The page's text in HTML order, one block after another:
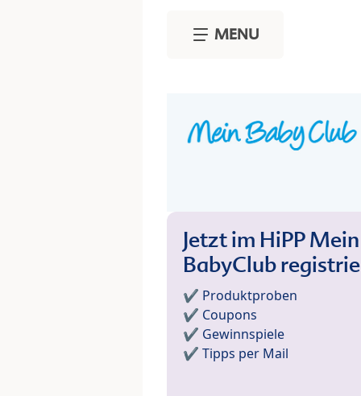
MENU
Jetzt im HiPP Mein
BabyClub
✔️ Produktproben
✔️ Coupons
✔️ Gewinnspiele
✔️ Tipps per Mail